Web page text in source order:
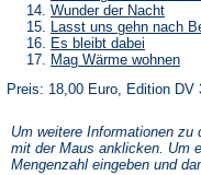
Wunder der Nacht
Lasst uns gehn nach
Es bleibt dabei
Mag Wärme wohnen
Preis: 18,00 Euro, Edition DV
Um weitere Informationen
mit der Maus anklicken. Um
Mengenzahl eingeben und